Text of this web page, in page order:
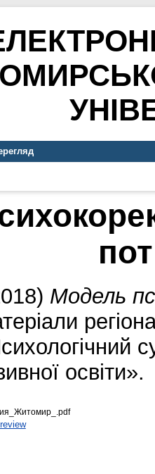
Модель
освіти».